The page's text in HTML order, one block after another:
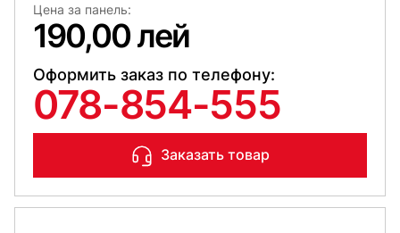
Цена за панель:
190,00 лей
Оформить заказ по телефону:
078-854-555
Заказать товар